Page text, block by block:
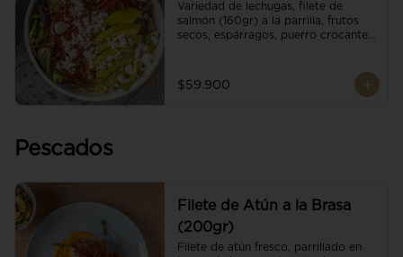
Variedad de lechugas, filete de
salmón (160gr) a la parrilla, frutos
secos, espárragos, puerro crocante,
$59.900
Pescados
Filete de Atún a la Brasa
(200gr)
Filete de atún fresco, parrillado en